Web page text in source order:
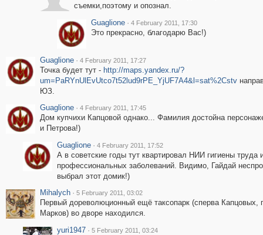
съемки,поэтому и опознал.
Guaglione · 4 February 2011, 17:30
Это прекрасно, благодарю Вас!)
Guaglione · 4 February 2011, 17:27
Точка будет тут - http://maps.yandex.ru/?
um=PaRYnUlEvUtco7t52lud9rPE_YjUF7A4&l=sat%2Cstv
ЮЗ.
Guaglione · 4 February 2011, 17:45
Дом купчихи Капцовой однако... Фамилия достойна
и Петрова!)
Guaglione · 4 February 2011, 17:52
А в советские годы тут квартировал НИИ гигиены труда
профессиональных заболеваний. Видимо, Гайдай
выбрал этот домик!)
Mihalych · 5 February 2011, 03:02
Первый дореволюционный ещё таксопарк (сперва Капцовых,
Марков) во дворе находился.
yuri1947 · 5 February 2011, 03:24